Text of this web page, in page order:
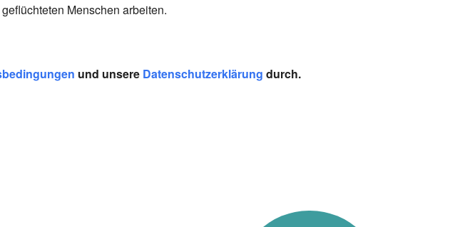
Menschen arbeiten.
und unsere Datenschutzerklärung durch.